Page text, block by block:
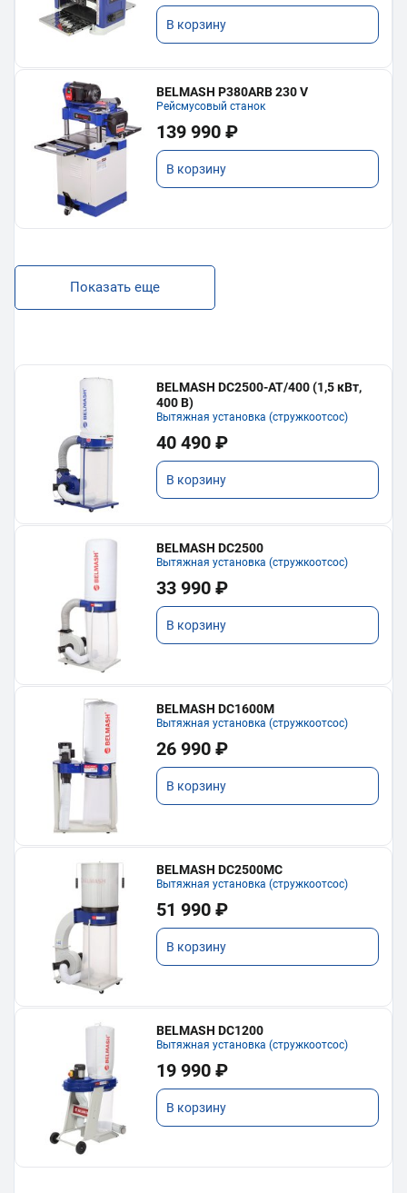
В корзину
BELMASH P380ARB 230 V
Рейсмусовый станок
139 990 ₽
В корзину
Показать еще
BELMASH DC2500-AT/400 (1,5 кВт,
400 В)
Вытяжная установка (стружкоотсос)
40 490 ₽
В корзину
BELMASH DC2500
Вытяжная установка (стружкоотсос)
33 990 ₽
В корзину
BELMASH DC1600M
Вытяжная установка (стружкоотсос)
26 990 ₽
В корзину
BELMASH DC2500MC
Вытяжная установка (стружкоотсос)
51 990 ₽
В корзину
BELMASH DC1200
Вытяжная установка (стружкоотсос)
19 990 ₽
В корзину